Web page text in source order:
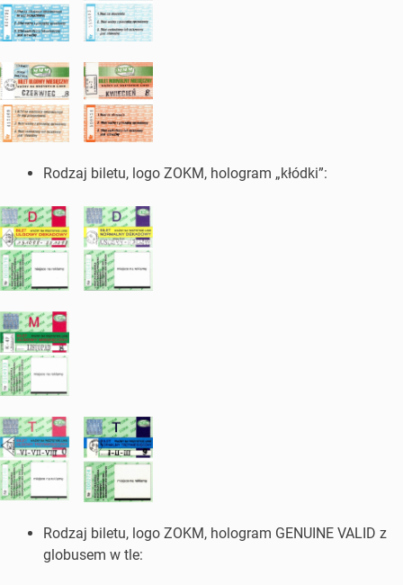
Rodzaj biletu, logo ZOKM, hologram „kłódki”:
Rodzaj biletu, logo ZOKM, hologram GENUINE VALID z
globusem w tle: